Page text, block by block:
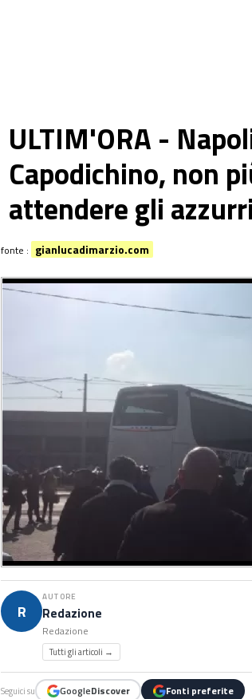
ULTIM'ORA -
Capodichino, non
attendere gli
fonte : gianlucadimarzio.com
R
AUTORE
Redazione
Redazione
Tutti gli articoli →
Seguici su GoogleDiscover Fonti preferite